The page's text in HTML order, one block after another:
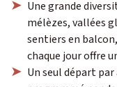
Une grande
mélèzes, vallées
sentiers en
chaque jour offre
Un seul départ